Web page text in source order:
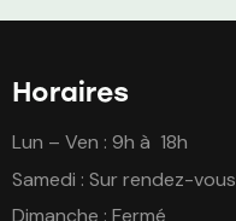
Horaires
Lun – Ven : 9h à 18h
Samedi : Sur rendez-vous